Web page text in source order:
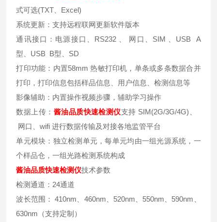
式可选(TXT、Excel)
系统更新：支持远程联网更新软件版本
通讯接口：电源接口、RS232 、 网口、SIM 、USB A
型、USB B型、SD
打印功能：内置58mm 热敏打印机，单条或多条数据合并
打印，打印信息包括样品信息、用户信息、检测信息等
影像辅助：内置操作视频步骤，辅助学习操作
数据上传： 酱油品质快速检测仪支持 SIM(2G/3G/4G)、
网口、wifi 进行数据传输及对接各地监管平台
单元模块：独立检测单元，每单元均由一组光源系统，一
个样品仓，一组光路检测系统构成
酱油品质快速检测仪技术参数
检测通道：24通道
波长范围： 410nm、460nm、520nm、550nm、590nm、
630nm（支持定制）